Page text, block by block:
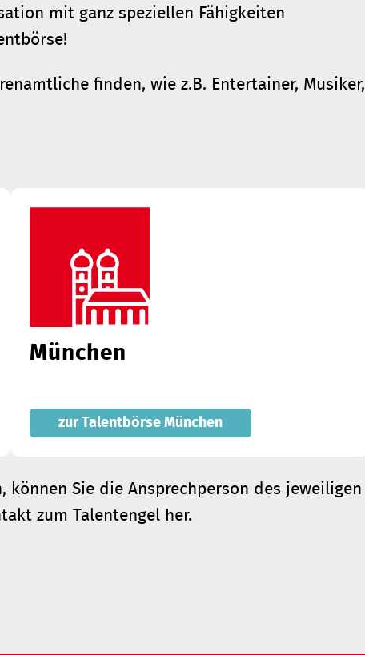
mit ganz speziellen Fähigkeiten
finden, wie z.B. Entertainer, Musiker,
München
zur Talentbörse München
können Sie die Ansprechperson des jeweiligen
zum Talentengel her.